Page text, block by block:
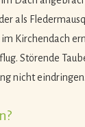
als
im Kirchendach
Störende
nicht eindringen.